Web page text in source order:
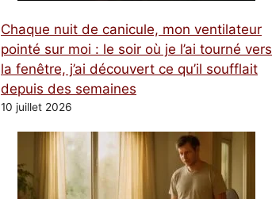
Chaque nuit de canicule, mon ventilateur
pointé sur moi : le soir où je l’ai tourné vers
la fenêtre, j’ai découvert ce qu’il soufflait
depuis des semaines
10 juillet 2026